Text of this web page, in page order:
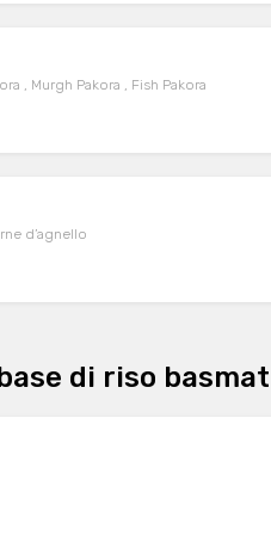
, Murgh Pakora , Fish Pakora
d’agnello
di riso